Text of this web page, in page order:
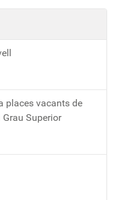
places vacants de
Superior